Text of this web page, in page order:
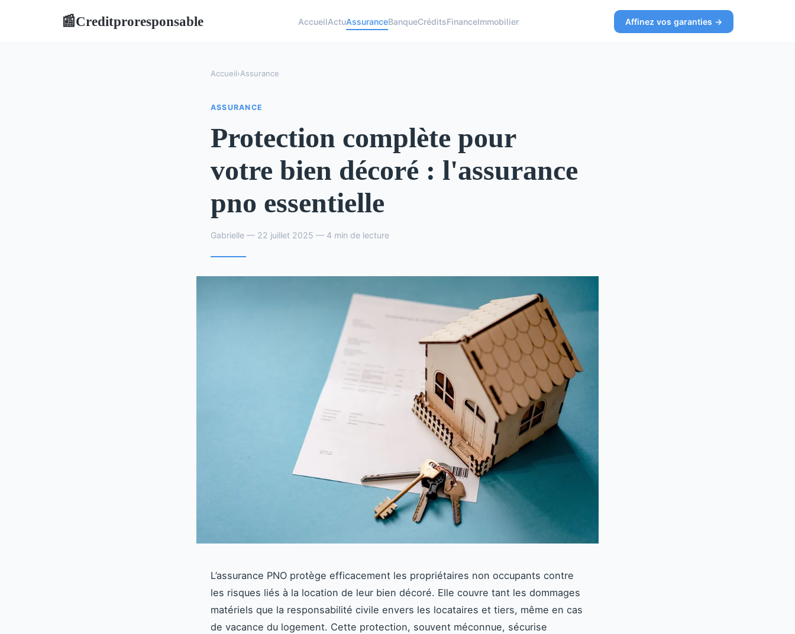
📰Creditproresponsable AccueilActuAssuranceBanqueCréditsFinanceImmobilier Affinez vos garanties →
Accueil›Assurance
ASSURANCE
Protection complète pour
votre bien décoré : l'assurance
pno essentielle
Gabrielle — 22 juillet 2025 — 4 min de lecture
L’assurance PNO protège efficacement les propriétaires non occupants contre
les risques liés à la location de leur bien décoré. Elle couvre tant les dommages
matériels que la responsabilité civile envers les locataires et tiers, même en cas
de vacance du logement. Cette protection, souvent méconnue, sécurise